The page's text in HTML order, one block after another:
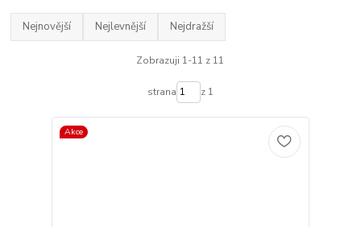
Nejnovější Nejlevnější Nejdražší
Zobrazuji 1-11 z 11
strana z 1
Akce